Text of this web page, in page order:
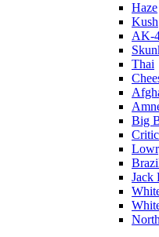
Haze
Kush
AK-
Thai
Big
Jack